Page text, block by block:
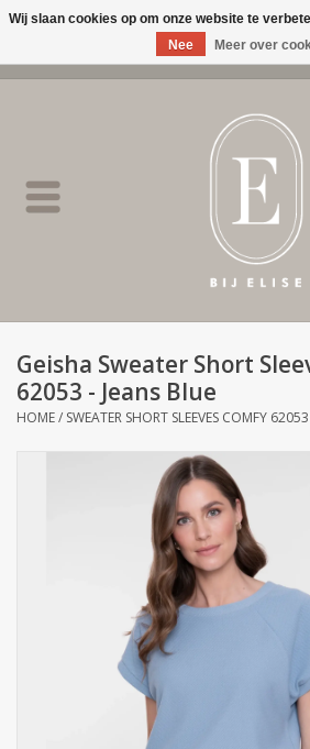
BIJ ELISE
SALE
Merken
Geisha Sweater Short
62053 - Jeans Blue
HOME/ SWEATER SHORT SLEEVES COMFY
Wij slaan cookies op om onze website te
Nee
Meer over